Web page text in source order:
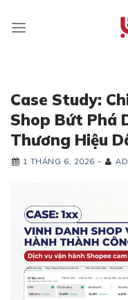
Case Study:
Shop Bứt Phá
Thương Hiệu
1 THÁNG 6, 2026 -